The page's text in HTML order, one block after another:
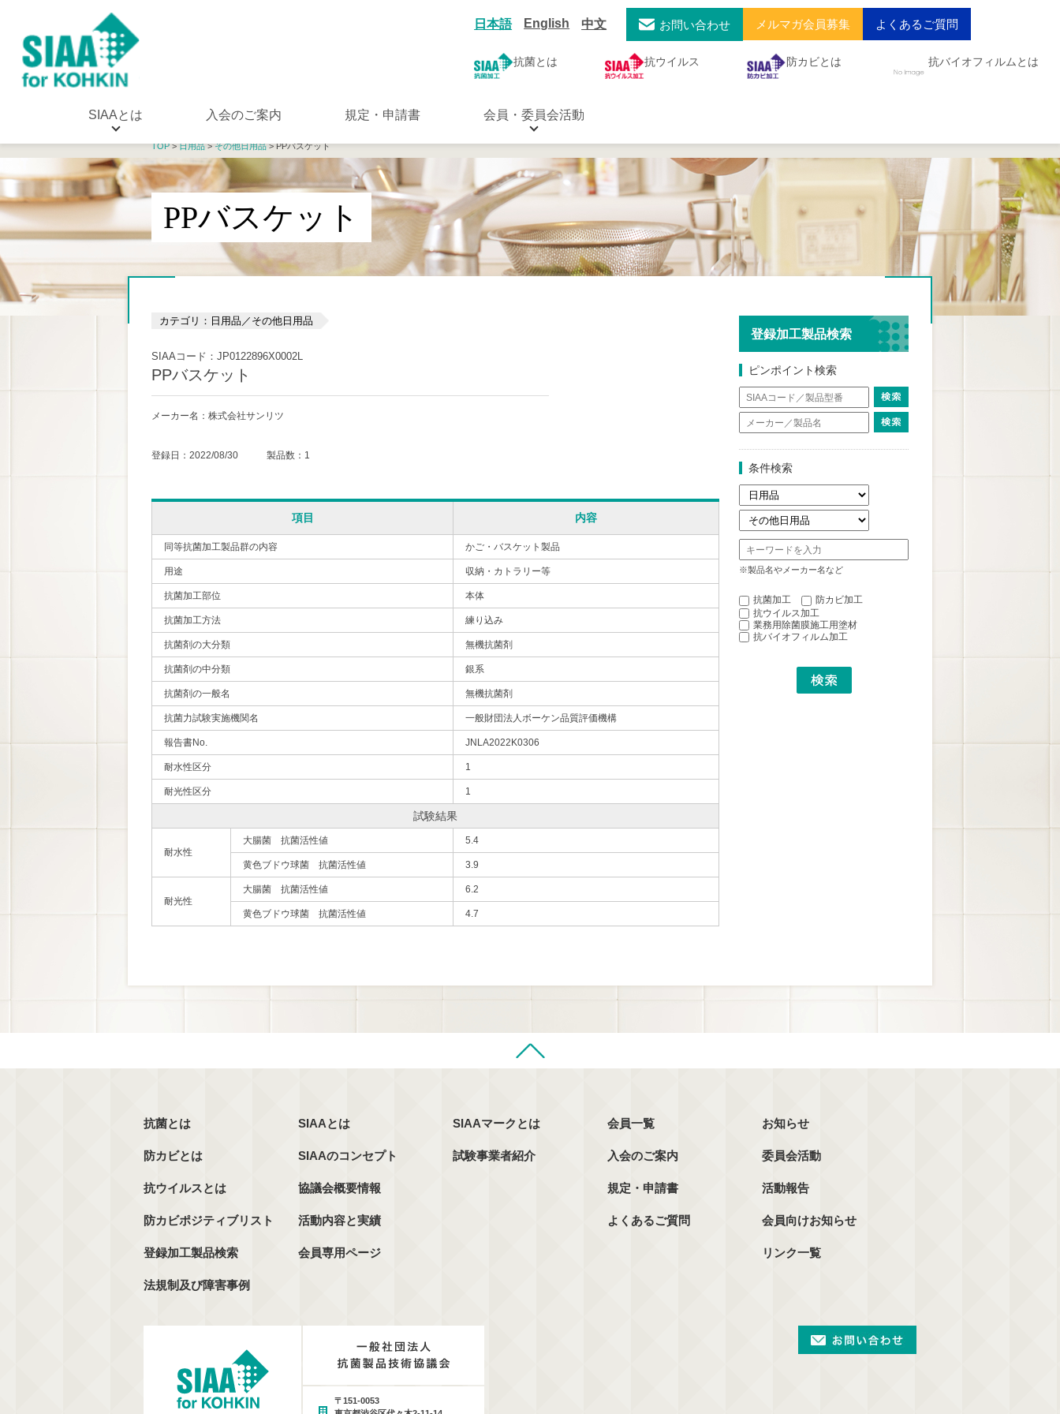
日本語 English 中文 お問い合わせ メルマガ会員募集 よくあるご質問
抗菌とは 抗ウイルス 防カビとは 抗バイオフィルムとは
SIAAとは 入会のご案内 規定・申請書 会員・委員会活動
TOP>日用品>その他日用品> PPバスケット
PPバスケット
カテゴリ：日用品／その他日用品
SIAAコード：JP0122896X0002L
PPバスケット
メーカー名：株式会社サンリツ
登録日：2022/08/30 製品数：1
項目 内容
同等抗菌加工製品群の内容 かご・バスケット製品
用途 収納・カトラリー等
抗菌加工部位 本体
抗菌加工方法 練り込み
抗菌剤の大分類 無機抗菌剤
抗菌剤の中分類 銀系
抗菌剤の一般名 無機抗菌剤
抗菌力試験実施機関名 一般財団法人ボーケン品質評価機構
報告書No. JNLA2022K0306
耐水性区分 1
耐光性区分 1
試験結果
耐水性
大腸菌 抗菌活性値 5.4
黄色ブドウ球菌 抗菌活性値 3.9
耐光性
大腸菌 抗菌活性値 6.2
黄色ブドウ球菌 抗菌活性値 4.7
登録加工製品検索
ピンポイント検索
条件検索
※製品名やメーカー名など
抗菌加工
防カビ加工
抗ウイルス加工
業務用除菌膜施工用塗材
抗バイオフィルム加工
抗菌とは
防カビとは
抗ウイルスとは
防カビポジティブリスト
登録加工製品検索
法規制及び障害事例
SIAAとは
SIAAのコンセプト
協議会概要情報
活動内容と実績
会員専用ページ
SIAAマークとは
試験事業者紹介
会員一覧
入会のご案内
規定・申請書
よくあるご質問
お知らせ
委員会活動
活動報告
会員向けお知らせ
リンク一覧
〒151-0053